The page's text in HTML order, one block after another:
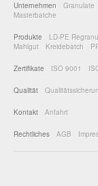
Unternehmen Granulate
Masterbatche
Produkte LD-PE
Mahlgut
Kreidebatch
Zertifikate ISO 9001
Qualität
Kontakt Anfahrt
Rechtliches AGB